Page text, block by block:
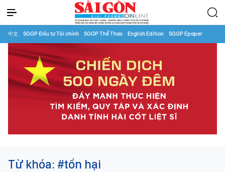
中文 SGGP Đầu tư Tài chính SGGP Thể Thao English Edition SGGP Epaper
Từ khóa: #tổn hại